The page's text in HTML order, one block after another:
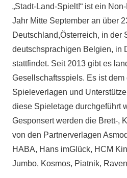
„Stadt-Land-Spielt!“ ist ein
Jahr Mitte September an über
Deutschland,Österreich, in der
deutschsprachigen Belgien, in
stattfindet. Seit 2013 gibt es
Gesellschaftsspiels. Es ist
Spieleverlagen und
diese Spieletage durchgeführt
Gesponsert werden die Brett-,
von den Partnerverlagen
HABA, Hans imGlück, HCM
Jumbo, Kosmos, Piatnik,